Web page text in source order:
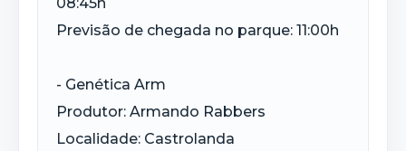
Previsão de chegada no parque: 11:00h
- Genética Arm
Produtor: Armando Rabbers
Localidade: Castrolanda